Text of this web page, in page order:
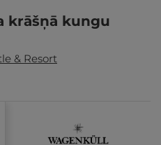
krāšņā kungu
& Resort